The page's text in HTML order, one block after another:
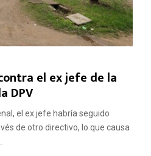
el ex jefe de la
DPV
el ex jefe habría seguido
de otro directivo, lo que causa